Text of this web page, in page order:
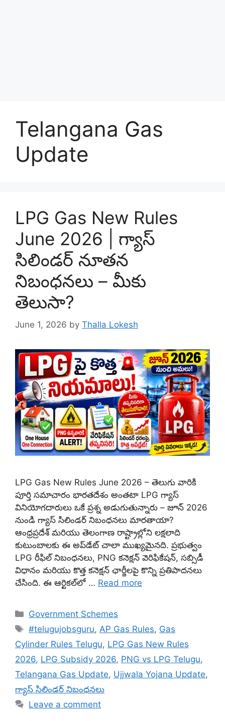
Telangana Gas
Update
LPG Gas New Rules
June 2026 | గ్యాస్
సిలిండర్ నూతన
నిబంధనలు – మీకు
తెలుసా?
June 1, 2026 by Thalla Lokesh
LPG Gas New Rules June 2026 – తెలుగు వారికి
పూర్తి సమాచారం భారతదేశం అంతటా LPG గ్యాస్
వినియోగదారులు ఒకే ప్రశ్న అడుగుతున్నారు – జూన్ 2026
నుండి గ్యాస్ సిలిండర్ నిబంధనలు మారతాయా?
ఆంధ్రప్రదేశ్ మరియు తెలంగాణ రాష్ట్రాల్లోని లక్షలాది
కుటుంబాలకు ఈ అప్‌డేట్ చాలా ముఖ్యమైనది. ప్రభుత్వం
LPG రీఫిల్ నిబంధనలు, PNG కనెక్షన్ వెరిఫికేషన్, సబ్సిడీ
విధానం మరియు కొత్త కనెక్షన్ ఛార్జీలపై కొన్ని ప్రతిపాదనలు
చేసింది. ఈ ఆర్టికల్‌లో … Read more
Categories
Government Schemes
Tags
#telugujobsguru,AP Gas Rules, Gas
Cylinder Rules Telugu, LPG Gas New Rules
2026, LPG Subsidy 2026, PNG vs LPG Telugu,
Telangana Gas Update, Ujjwala Yojana Update,
గ్యాస్ సిలిండర్ నిబంధనలు
Leave a comment